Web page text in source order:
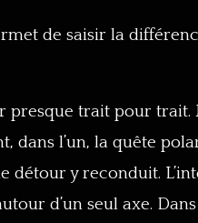
de saisir la
presque trait pour
dans l’un, la quête
y reconduit.
d’un seul axe. Dans